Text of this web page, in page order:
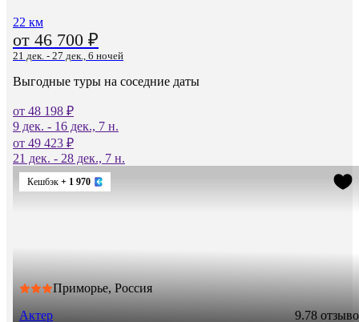
22 км
от 46 700 ₽
21 дек. - 27 дек., 6 ночей
Выгодные туры на соседние даты
от 48 198 ₽
9 дек. - 16 дек., 7 н.
от 49 423 ₽
21 дек. - 28 дек., 7 н.
Кешбэк + 1 970
Приморье, Россия
Актер
9.78